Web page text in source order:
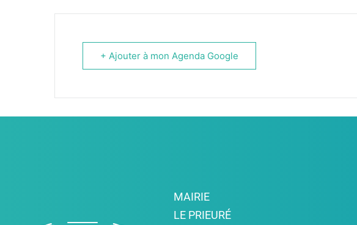
+ Ajouter à mon Agenda Google
MAIRIE
LE PRIEURÉ